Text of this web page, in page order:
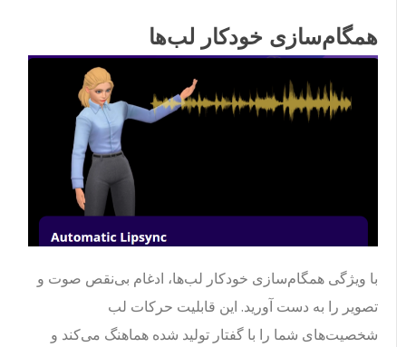
همگام‌سازی خودکار لب‌ها
با ویژگی همگام‌سازی خودکار لب‌ها، ادغام بی‌نقص صوت و
تصویر را به دست آورید. این قابلیت حرکات لب
شخصیت‌های شما را با گفتار تولید شده هماهنگ می‌کند و